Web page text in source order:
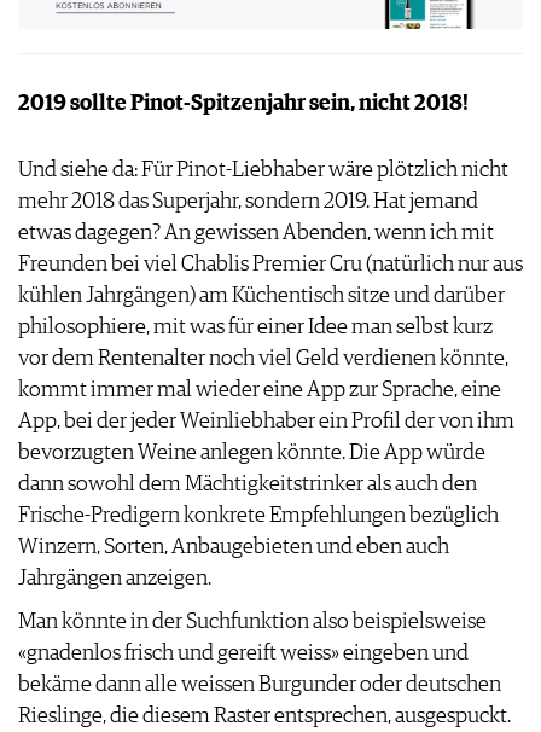
2019 sollte Pinot-Spitzenjahr sein, nicht 2018!
Und siehe da: Für Pinot-Liebhaber wäre plötzlich nicht
mehr 2018 das Superjahr, sondern 2019. Hat jemand
etwas dagegen? An gewissen Abenden, wenn ich mit
Freunden bei viel Chablis Premier Cru (natürlich nur aus
kühlen Jahrgängen) am Küchentisch sitze und darüber
philosophiere, mit was für einer Idee man selbst kurz
vor dem Rentenalter noch viel Geld verdienen könnte,
kommt immer mal wieder eine App zur Sprache, eine
App, bei der jeder Weinliebhaber ein Profil der von ihm
bevorzugten Weine anlegen könnte. Die App würde
dann sowohl dem Mächtigkeitstrinker als auch den
Frische-Predigern konkrete Empfehlungen bezüglich
Winzern, Sorten, Anbaugebieten und eben auch
Jahrgängen anzeigen.
Man könnte in der Suchfunktion also beispielsweise
«gnadenlos frisch und gereift weiss» eingeben und
bekäme dann alle weissen Burgunder oder deutschen
Rieslinge, die diesem Raster entsprechen, ausgespuckt.